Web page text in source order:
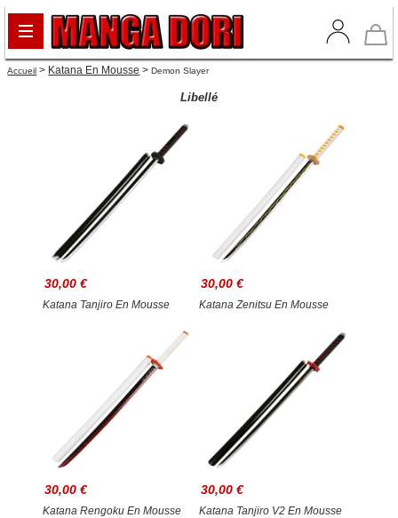
Accueil > Katana En Mousse >Demon Slayer
Libellé
30,00 €
Katana Tanjiro En Mousse
30,00 €
Katana Zenitsu En Mousse
30,00 €
Katana Rengoku En Mousse
30,00 €
Katana Tanjiro V2 En Mousse